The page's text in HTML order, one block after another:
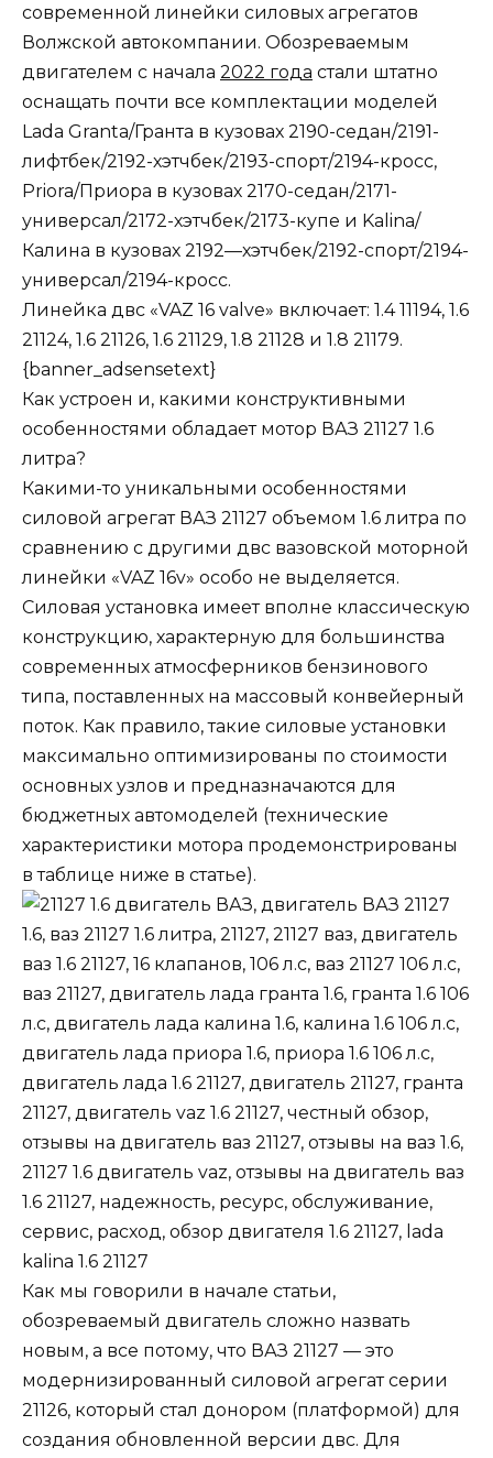
современной линейки силовых агрегатов
Волжской автокомпании. Обозреваемым
двигателем с начала 2022 года стали штатно
оснащать почти все комплектации моделей
Lada Granta/Гранта в кузовах 2190-седан/2191 -
лифтбек/2192-хэтчбек/2193-спорт/2194-кросс,
Priora/Приора в кузовах 2170-седан/2171 -
универсал/2172-хэтчбек/2173-купе и Kalina/
Калина в кузовах 2192—хэтчбек/2192-спорт/2194-
универсал/2194-кросс.
Линейка двс «VAZ 16 valve» включает: 1 .4 11194, 1 .6
21124, 1 .6 21126, 1 .6 21129, 1 .8 21128 и 1 .8 21179.
{banner_adsensetext}
Как устроен и, какими конструктивными
особенностями обладает мотор ВАЗ 21127 1 .6
литра?
Какими-то уникальными особенностями
силовой агрегат ВАЗ 21127 объемом 1 .6 литра по
сравнению с другими двс вазовской моторной
линейки «VAZ 16v» особо не выделяется.
Силовая установка имеет вполне классическую
конструкцию, характерную для большинства
современных атмосферников бензинового
типа, поставленных на массовый конвейерный
поток. Как правило, такие силовые установки
максимально оптимизированы по стоимости
основных узлов и предназначаются для
бюджетных автомоделей (технические
характеристики мотора продемонстрированы
в таблице ниже в статье).
Как мы говорили в начале статьи,
обозреваемый двигатель сложно назвать
новым, а все потому, что ВАЗ 21127 — это
модернизированный силовой агрегат серии
21126, который стал донором (платформой) для
создания обновленной версии двс. Для